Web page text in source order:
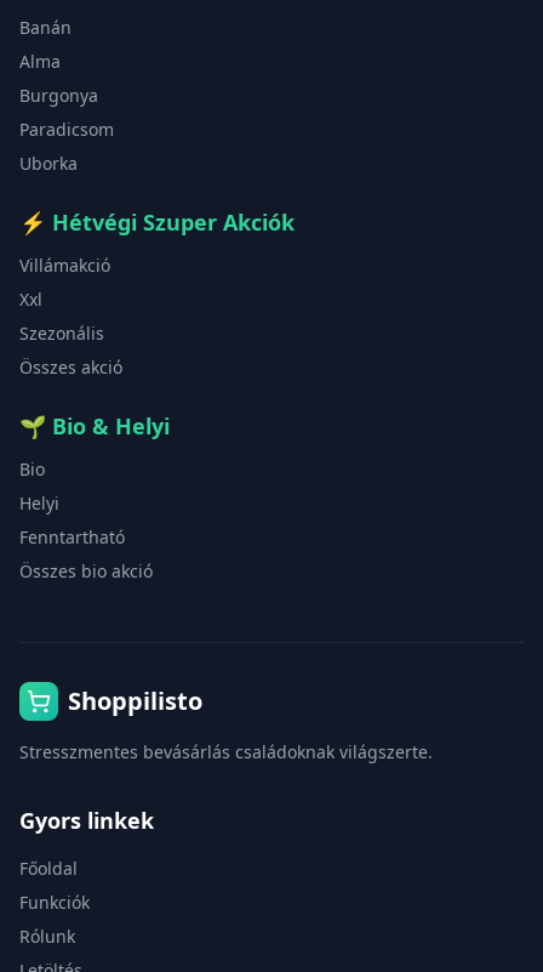
Banán
Alma
Burgonya
Paradicsom
Uborka
⚡ Hétvégi Szuper Akciók
Villámakció
Xxl
Szezonális
Összes akció
🌱 Bio & Helyi
Bio
Helyi
Fenntartható
Összes bio akció
Shoppilisto
Stresszmentes bevásárlás családoknak világszerte.
Gyors linkek
Főoldal
Funkciók
Rólunk